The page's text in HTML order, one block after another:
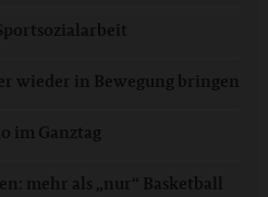
wieder in Bewegung bringen
im Ganztag
mehr als „nur“ Basketball